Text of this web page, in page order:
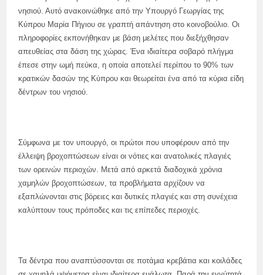
νησιού. Αυτό ανακοινώθηκε από την Υπουργό Γεωργίας της
Κύπρου Μαρία Πήγιου σε γραπτή απάντηση στο κοινοβούλιο. Οι
πληροφορίες εκπονήθηκαν με βάση μελέτες που διεξήχθησαν
απευθείας στα δάση της χώρας. Ένα ιδιαίτερα σοβαρό πλήγμα
έπεσε στην ωμή πεύκα, η οποία αποτελεί περίπου το 90% των
κρατικών δασών της Κύπρου και θεωρείται ένα από τα κύρια είδη
δέντρων του νησιού.
Σύμφωνα με τον υπουργό, οι πρώτοι που υποφέρουν από την
έλλειψη βροχοπτώσεων είναι οι νότιες και ανατολικές πλαγιές
των ορεινών περιοχών. Μετά από αρκετά διαδοχικά χρόνια
χαμηλών βροχοπτώσεων, τα προβλήματα αρχίζουν να
εξαπλώνονται στις βόρειες και δυτικές πλαγιές και στη συνέχεια
καλύπτουν τους πρόποδες και τις επίπεδες περιοχές.
Τα δέντρα που αναπτύσσονται σε ποτάμια κρεβάτια και κοιλάδες